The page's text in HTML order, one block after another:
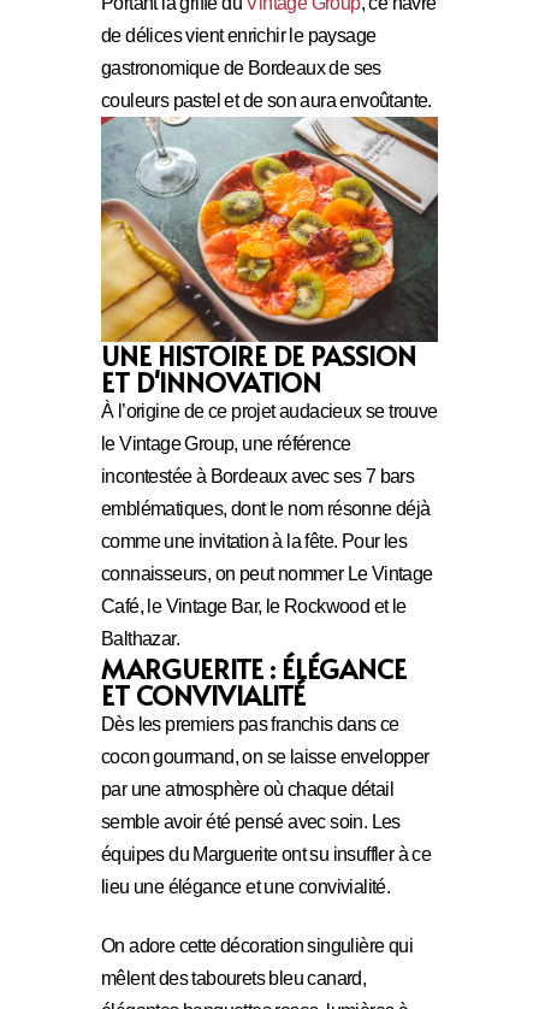
de délices vient enrichir le paysage
gastronomique de Bordeaux de ses
couleurs pastel et de son aura envoûtante.
UNE HISTOIRE DE PASSION
ET D'INNOVATION
À l’origine de ce projet audacieux se trouve
le Vintage Group, une référence
incontestée à Bordeaux avec ses 7 bars
emblématiques, dont le nom résonne déjà
comme une invitation à la fête. Pour les
connaisseurs, on peut nommer Le Vintage
Café, le Vintage Bar, le Rockwood et le
Balthazar.
MARGUERITE : ÉLÉGANCE
ET CONVIVIALITÉ
Dès les premiers pas franchis dans ce
cocon gourmand, on se laisse envelopper
par une atmosphère où chaque détail
semble avoir été pensé avec soin. Les
équipes du Marguerite ont su insuffler à ce
lieu une élégance et une convivialité.
On adore cette décoration singulière qui
mêlent des tabourets bleu canard,